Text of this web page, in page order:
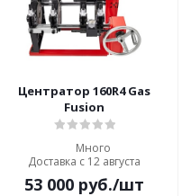
Центратор 160R4 Gas
Fusion
Много
Доставка с 12 августа
53 000руб./шт